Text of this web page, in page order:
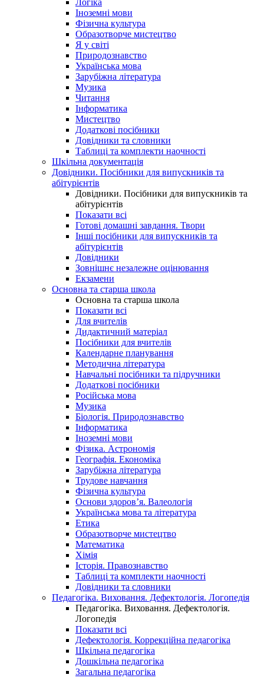
Логіка
Іноземні мови
Фізична культура
Образотворче мистецтво
Я у світі
Природознавство
Українська мова
Зарубіжна література
Музика
Читання
Інформатика
Мистецтво
Додаткові посібники
Довідники та словники
Таблиці та комплекти наочності
Шкільна документація
Довідники. Посібники для випускників та
абітурієнтів
Довідники. Посібники для випускників та
абітурієнтів
Показати всі
Готові домашні завдання. Твори
Інші посібники для випускників та
абітурієнтів
Довідники
Зовнішнє незалежне оцінювання
Екзамени
Основна та старша школа
Основна та старша школа
Показати всі
Для вчителів
Дидактичний матеріал
Посібники для вчителів
Календарне планування
Методична література
Навчальні посібники та підручники
Додаткові посібники
Російська мова
Музика
Біологія. Природознавство
Інформатика
Іноземні мови
Фізика. Астрономія
Географія. Економіка
Зарубіжна література
Трудове навчання
Фізична культура
Основи здоров’я. Валеологія
Українська мова та література
Етика
Образотворче мистецтво
Математика
Хімія
Історія. Правознавство
Таблиці та комплекти наочності
Довідники та словники
Педагогіка. Виховання. Дефектологія. Логопедія
Педагогіка. Виховання. Дефектологія.
Логопедія
Показати всі
Дефектологія. Коррекційна педагогіка
Шкільна педагогіка
Дошкільна педагогіка
Загальна педагогіка